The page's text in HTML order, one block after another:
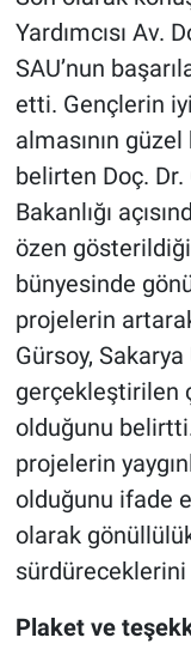
Yardımcısı Av.
SAU’nun
etti. Gençlerin
almasının
belirten Doç.
Bakanlığı
özen
bünyesinde
projelerin
Gürsoy,
gerçekleştirilen
olduğunu
projelerin
olduğunu ifade
olarak
sürdüreceklerini
Plaket ve